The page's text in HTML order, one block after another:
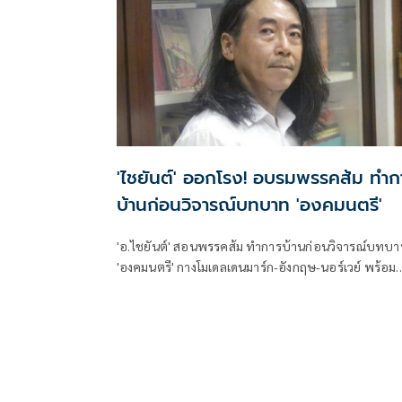
'ไชยันต์' ออกโรง! อบรมพรรคส้ม ทำก
บ้านก่อนวิจารณ์บทบาท 'องคมนตรี'
'อ.ไชยันต์' สอนพรรคส้ม ทำการบ้านก่อนวิจารณ์บทบ
'องคมนตรี' กางโมเดลเดนมาร์ก-อังกฤษ-นอร์เวย์ พร้อม